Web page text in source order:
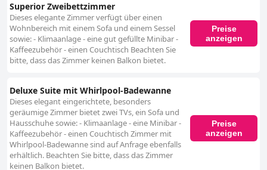
Superior Zweibettzimmer
Dieses elegante Zimmer verfügt über einen
Wohnbereich mit einem Sofa und einem Sessel
sowie: - Klimaanlage - eine gut gefüllte Minibar -
Kaffeezubehör - einen Couchtisch Beachten Sie
bitte, dass das Zimmer keinen Balkon bietet.
Preise
anzeigen
Deluxe Suite mit Whirlpool-Badewanne
Dieses elegant eingerichtete, besonders
geräumige Zimmer bietet zwei TVs, ein Sofa und
Hausschuhe sowie: - Klimaanlage - eine Minibar -
Kaffeezubehör - einen Couchtisch Zimmer mit
Whirlpool-Badewanne sind auf Anfrage ebenfalls
erhältlich. Beachten Sie bitte, dass das Zimmer
keinen Balkon bietet.
Preise
anzeigen